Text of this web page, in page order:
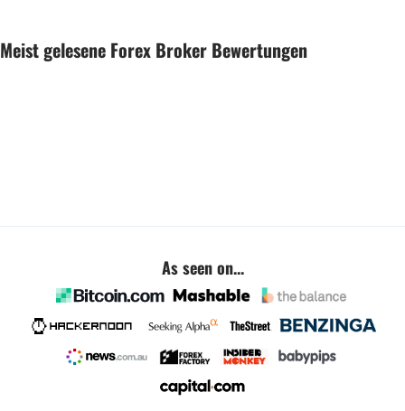
Meist gelesene Forex Broker Bewertungen
As seen on...